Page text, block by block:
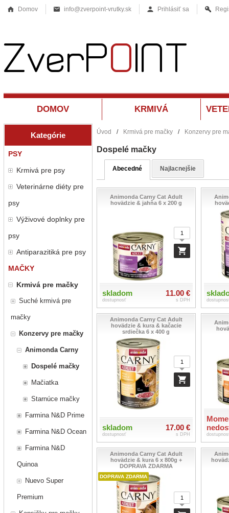
Domov info@zverpoint-vrutky.sk Prihlásiť sa
DOMOV KRMIVÁ
Kategórie
PSY
Krmivá pre psy
Veterinárne diéty pre
psy
Výživové doplnky pre
psy
Antiparazitiká pre psy
MAČKY
Krmivá pre mačky
Suché krmivá pre
mačky
Konzervy pre mačky
Animonda Carny
Dospelé mačky
Mačiatka
Starnúce mačky
Farmina N&D Prime
Farmina N&D Ocean
Farmina N&D
Quinoa
Nuevo Super
Premium
Úvod / Krmivá pre mačky / Konzervy pre
Dospelé mačky
Abecedné Najlacnejšie
Animonda Carny Cat Adult
hovädzie & jahňa 6 x 200 g
skladom
dostupnosť
11.00 €
s DPH
Animonda Carny Cat Adult
hovädzie & kura & kačacie
srdiečka 6 x 400 g
skladom
dostupnosť
17.00 €
s DPH
Animonda Carny Cat Adult
hovädzie & kura 6 x 800g +
DOPRAVA ZDARMA
DOPRAVA ZDARMA